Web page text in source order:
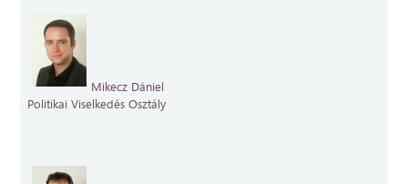
Mikecz Dániel
Politikai Viselkedés Osztály